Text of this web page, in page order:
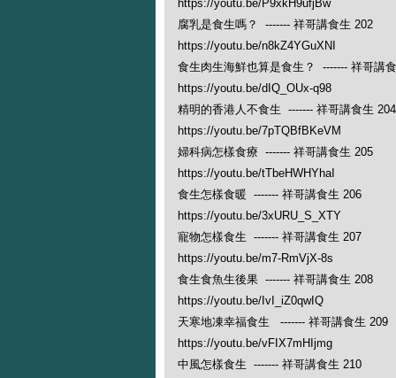
https://youtu.be/P9xkH9ufjBw
腐乳是食生嗎？ ------- 祥哥講食生 202
https://youtu.be/n8kZ4YGuXNI
食生肉生海鮮也算是食生？ ------- 祥哥講
https://youtu.be/dIQ_OUx-q98
精明的香港人不食生 ------- 祥哥講食生 204
https://youtu.be/7pTQBfBKeVM
婦科病怎樣食療 ------- 祥哥講食生 205
https://youtu.be/tTbeHWHYhaI
食生怎樣食暖 ------- 祥哥講食生 206
https://youtu.be/3xURU_S_XTY
寵物怎樣食生 ------- 祥哥講食生 207
https://youtu.be/m7-RmVjX-8s
食生食魚生後果 ------- 祥哥講食生 208
https://youtu.be/IvI_iZ0qwIQ
天寒地凍幸福食生 ------- 祥哥講食生 209
https://youtu.be/vFIX7mHIjmg
中風怎樣食生 ------- 祥哥講食生 210